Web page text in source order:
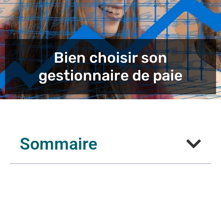
Bien choisir son
gestionnaire de paie
Sommaire